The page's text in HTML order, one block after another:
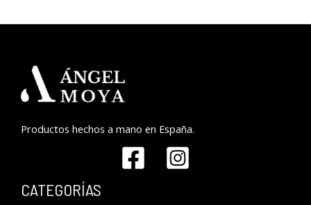
Productos hechos a mano en España.
CATEGORÍAS